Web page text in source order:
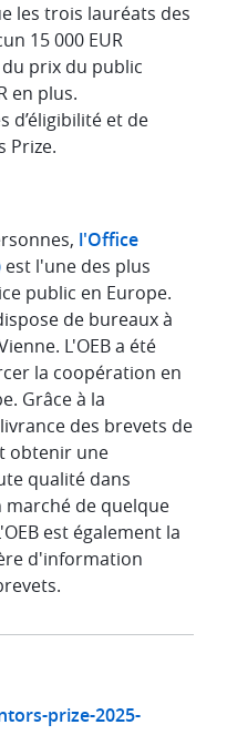
les trois lauréats des
15 000 EUR
prix du public
en plus.
d’éligibilité et de
Prize.
l'Office
est l'une des plus
public en Europe.
de bureaux à
L'OEB a été
la coopération en
Grâce à la
des brevets de
obtenir une
qualité dans
marché de quelque
est également la
d'information
prize-2025-